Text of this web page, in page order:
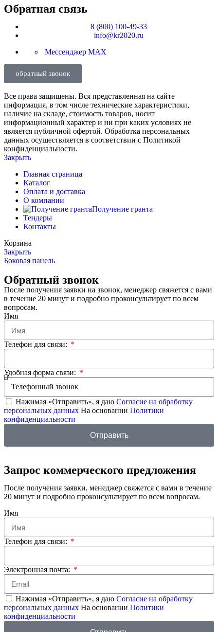
Обратная связь
8 (800) 100-49-33
info@kr2020.ru
Мессенджер MAX
обратный звонок
Все права защищены. Вся представленная на сайте
информация, в том числе технические характеристики,
наличие на складе, стоимость товаров, носит
информационный характер и ни при каких условиях не
является публичной офертой. Обработка персональных
данных осуществляется в соответствии с Политикой
конфиденциальности.
Закрыть
Главная страница
Каталог
Оплата и доставка
О компании
Получение гранта
Тендеры
Контакты
Корзина
Закрыть
Боковая панель
Обратный звонок
После получения заявки на звонок, менеджер свяжется с вами
в течение 20 минут и подробно проконсультирует по всем
вопросам.
Имя
Телефон для связи:
Удобная форма связи:
Нажимая «Отправить», я даю Согласие на обработку
персональных данных На основании Политики
конфиденциальности
Отправить
Запрос коммерческого предложения
После получения заявки, менеджер свяжется с вами в течение
20 минут и подробно проконсультирует по всем вопросам.
Имя
Телефон для связи:
Электронная почта:
Нажимая «Отправить», я даю Согласие на обработку
персональных данных На основании Политики
конфиденциальности